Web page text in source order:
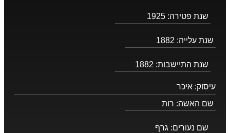
שנת פטירה: 1925
שנת עלייה: 1882
שנת התיישבות: 1882
עיסוק: איכר
שם האשה: רות
שם נעורים: גרף